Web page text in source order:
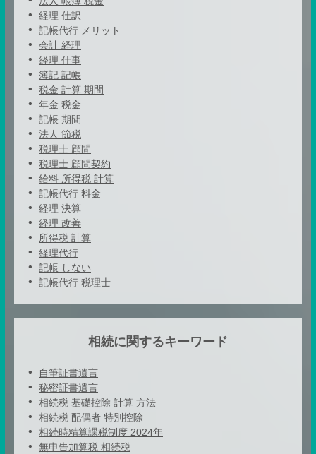
経理 仕訳
記帳代行 メリット
会計 経理
経理 仕事
簿記 記帳
税金 計算 期間
年金 税金
記帳 期間
法人 節税
税理士 顧問
税理士 顧問契約
給料 所得税 計算
記帳代行 料金
経理 決算
経理 改善
所得税 計算
経理代行
記帳 しない
記帳代行 税理士
相続に関するキーワード
自筆証書遺言
秘密証書遺言
相続税 基礎控除 計算 方法
相続税 配偶者 特別控除
相続時精算課税制度 2024年
無申告加算税 相続税